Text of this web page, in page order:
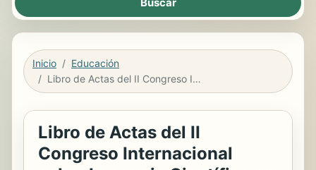
Inicio
Educación
Libro de Actas del II Congreso Internacional sobre Lenguaje Científico en el Ámbito Académico
Libro de Actas del II
Congreso Internacional